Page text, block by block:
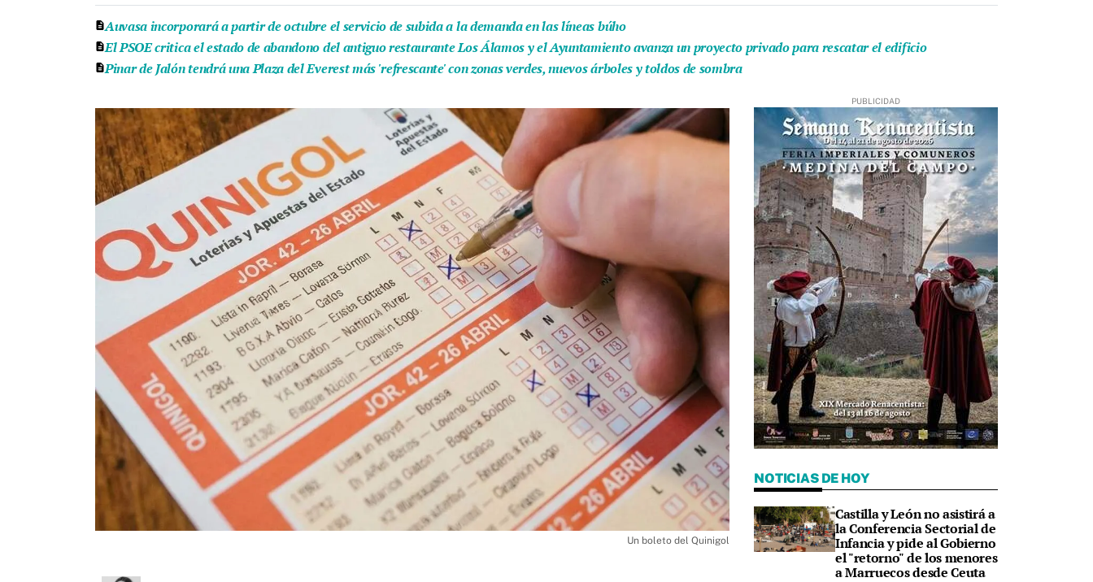
Auvasa incorporará a partir de octubre el servicio de subida a la demanda en las líneas búho
El PSOE critica el estado de abandono del antiguo restaurante Los Álamos y el Ayuntamiento avanza un proyecto privado para rescatar el edificio
Pinar de Jalón tendrá una Plaza del Everest más 'refrescante' con zonas verdes, nuevos árboles y toldos de sombra
Un boleto del Quinigol
NOTICIAS DE HOY
Castilla y León no asistirá a
la Conferencia Sectorial de
Infancia y pide al Gobierno
el "retorno" de los menores
a Marruecos desde Ceuta